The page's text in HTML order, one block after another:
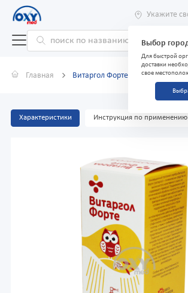
Укажите
Выбор
Для быстрой
доставки
свое
Главная Витаргол Форте (протаргол)
Характеристики Инструкция по применению